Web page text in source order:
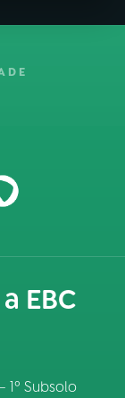
EBC
1º Subsolo